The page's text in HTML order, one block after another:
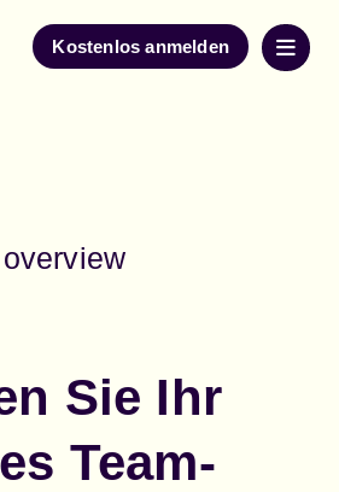
Kostenlos anmelden
Sie Ihr
Team-